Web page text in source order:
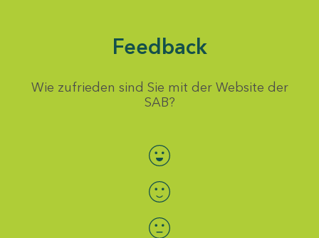
Feedback
Wie zufrieden sind Sie mit der Website der
SAB?
Bewertung auswählen